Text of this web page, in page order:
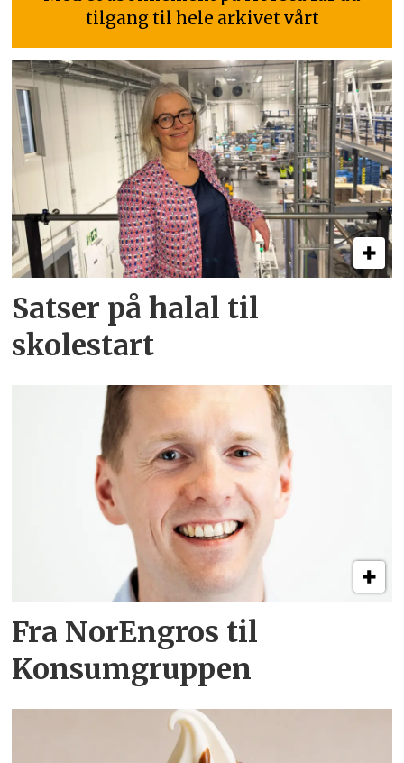
tilgang til hele arkivet vårt
Satser på halal til
skolestart
Fra NorEngros til
Konsumgruppen